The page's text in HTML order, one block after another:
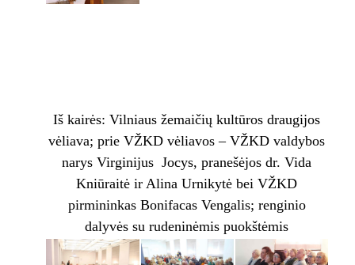
Iš kairės: Vilniaus žemaičių kultūros draugijos
vėliava; prie VŽKD vėliavos – VŽKD valdybos
narys Virginijus Jocys, pranešėjos dr. Vida
Kniūraitė ir Alina Urnikytė bei VŽKD
pirmininkas Bonifacas Vengalis; renginio
dalyvės su rudeninėmis puokštėmis